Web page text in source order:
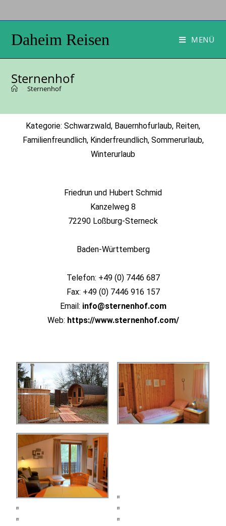
Daheim Reisen MENÜ
Sternenhof
Sternenhof
Kategorie: Schwarzwald, Bauernhofurlaub, Reiten,
Familienfreundlich, Kinderfreundlich, Sommerurlaub,
Winterurlaub
Friedrun und Hubert Schmid
Kanzelweg 8
72290 Loßburg-Sterneck
Baden-Württemberg
Telefon: +49 (0) 7446 687
Fax: +49 (0) 7446 916 157
Email: info@sternenhof.com
Web: https://www.sternenhof.com/